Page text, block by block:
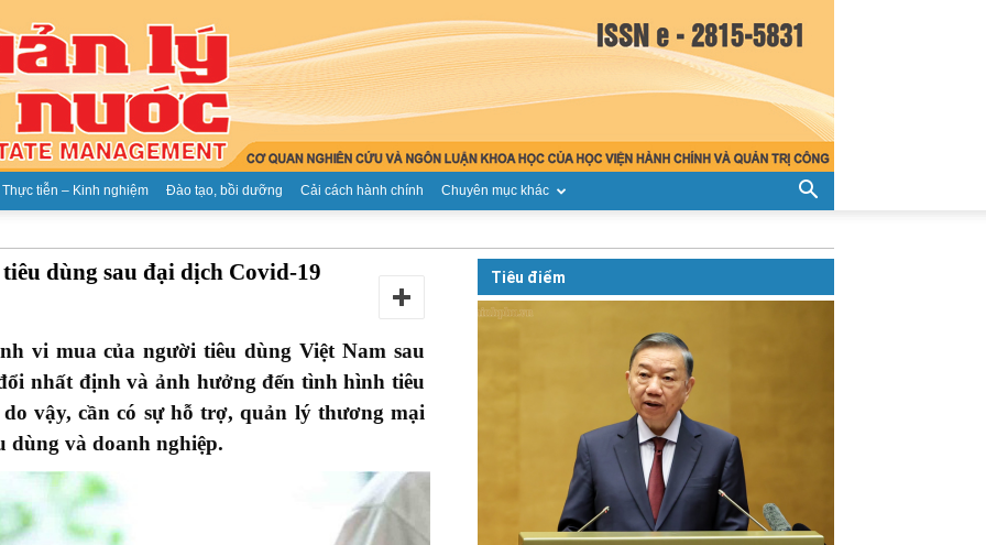
chí
Thực tiễn – Kinh nghiệm Đào tạo, bồi dưỡng Cải cách hành chính Chuyên mục khác
dùng sau đại dịch Covid-19
vi mua của người tiêu dùng Việt Nam sau
nhất định và ảnh hưởng đến tình hình tiêu
vậy, cần có sự hỗ trợ, quản lý thương mại
dùng và doanh nghiệp.
Tiêu điểm